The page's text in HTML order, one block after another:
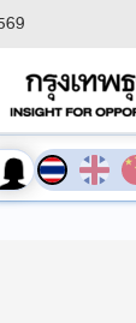
สลับเสียงอ่าน